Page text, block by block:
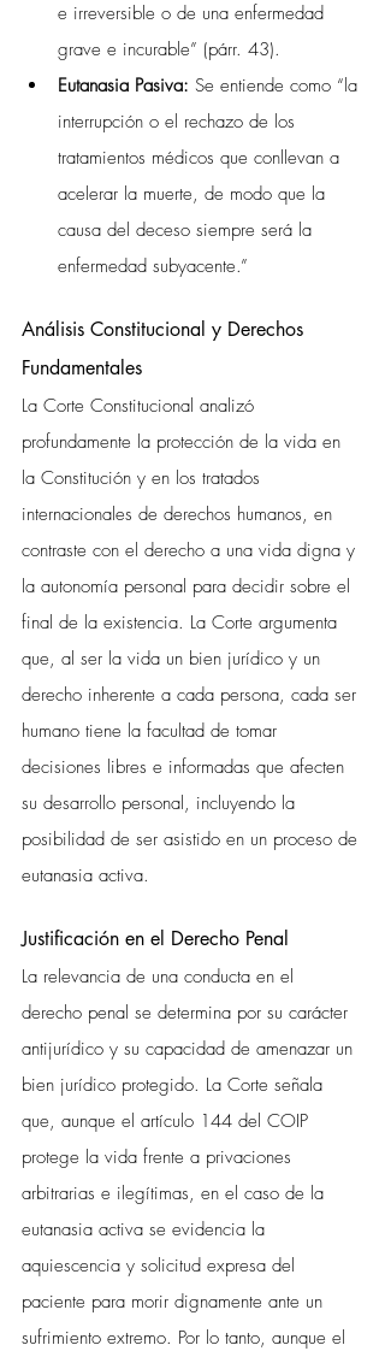
e irreversible o de una enfermedad
grave e incurable” (párr. 43).
Eutanasia Pasiva: Se entiende como “la
interrupción o el rechazo de los
tratamientos médicos que conllevan a
acelerar la muerte, de modo que la
causa del deceso siempre será la
enfermedad subyacente.”
Análisis Constitucional y Derechos
Fundamentales
La Corte Constitucional analizó
profundamente la protección de la vida en
la Constitución y en los tratados
internacionales de derechos humanos, en
contraste con el derecho a una vida digna y
la autonomía personal para decidir sobre el
final de la existencia. La Corte argumenta
que, al ser la vida un bien jurídico y un
derecho inherente a cada persona, cada ser
humano tiene la facultad de tomar
decisiones libres e informadas que afecten
su desarrollo personal, incluyendo la
posibilidad de ser asistido en un proceso de
eutanasia activa.
Justificación en el Derecho Penal
La relevancia de una conducta en el
derecho penal se determina por su carácter
antijurídico y su capacidad de amenazar un
bien jurídico protegido. La Corte señala
que, aunque el artículo 144 del COIP
protege la vida frente a privaciones
arbitrarias e ilegítimas, en el caso de la
eutanasia activa se evidencia la
aquiescencia y solicitud expresa del
paciente para morir dignamente ante un
sufrimiento extremo. Por lo tanto, aunque el